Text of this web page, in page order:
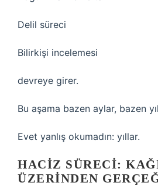
Delil süreci
Bilirkişi incelemesi
devreye girer.
Bu aşama bazen aylar, bazen
Evet yanlış okumadın: yıllar.
HACIZ SÜRECI:
ÜZERINDEN